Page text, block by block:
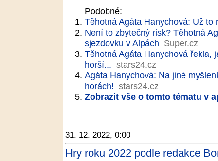
Podobné:
Těhotná Agáta Hanychová: Už to
Není to zbytečný risk? Těhotná
sjezdovku v Alpách Super.cz
Těhotná Agáta Hanychová řekla,
horší... stars24.cz
Agáta Hanychová: Na jiné
horách! stars24.cz
Zobrazit vše o tomto tématu v
31. 12. 2022, 0:00
Hry roku 2022 podle redakce